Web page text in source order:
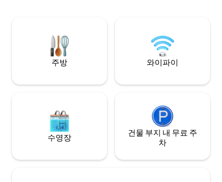
산로, 툰, 슈피체, 에시, 인터라켄, 베텐베르
이.
주방 와이파이
수영장
건물 부지 내 무료 주
차